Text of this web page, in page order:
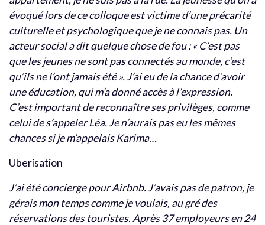
évoqué lors de ce colloque est victime d’une précarité
culturelle et psychologique que je ne connais pas. Un
acteur social a dit quelque chose de fou : « C’est pas
que les jeunes ne sont pas connectés au monde, c‘est
qu’ils ne l’ont jamais été ». J’ai eu de la chance d’avoir
une éducation, qui m’a donné accès à l’expression.
C’est important de reconnaître ses privilèges, comme
celui de s’appeler Léa. Je n’aurais pas eu les mêmes
chances si je m’appelais Karima…
Uberisation
J’ai été concierge pour Airbnb. J’avais pas de patron, je
gérais mon temps comme je voulais, au gré des
réservations des touristes. Après 37 employeurs en 24